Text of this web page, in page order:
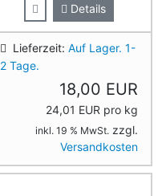
Details
Lieferzeit: Auf Lager. 1-
2 Tage.
18,00 EUR
24,01 EUR pro kg
inkl. 19 % MwSt. zzgl.
Versandkosten